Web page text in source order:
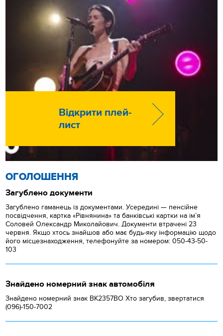
Відкрити плей-
лист
ОГОЛОШЕННЯ
Загублено документи
Загублено гаманець із документами. Усередині — пенсійне
посвідчення, картка «Рівнянина» та банківські картки на ім’я
Соловей Олександр Миколайович. Документи втрачені 23
червня. Якщо хтось знайшов або має будь-яку інформацію щодо
його місцезнаходження, телефонуйте за номером: 050-43-50-
103
Знайдено номерний знак автомобіля
Знайдено номерний знак ВК2357ВО Хто загубив, звертатися
(096)-150-7002